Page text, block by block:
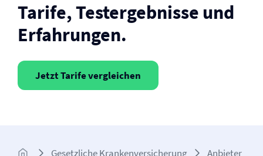
Tarife, Testergebnisse und
Erfahrungen.
Jetzt Tarife vergleichen
Gesetzliche Kranken­­versicherung
Anbieter